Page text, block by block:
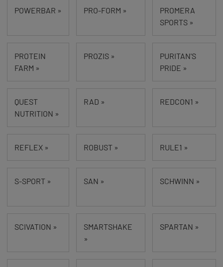
POWERBAR » PRO-FORM »
PROMERA
SPORTS »
PROTEIN
FARM »
PROZIS »
PURITAN'S
PRIDE »
QUEST
NUTRITION »
RAD » REDCON1 »
REFLEX » ROBUST » RULE1 »
S-SPORT » SAN » SCHWINN »
SCIVATION »
SMARTSHAKE
»
SPARTAN »